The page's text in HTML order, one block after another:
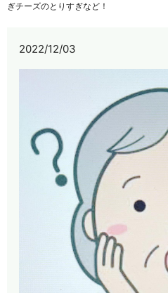
ぎチーズのとりすぎなど！
2022/12/03